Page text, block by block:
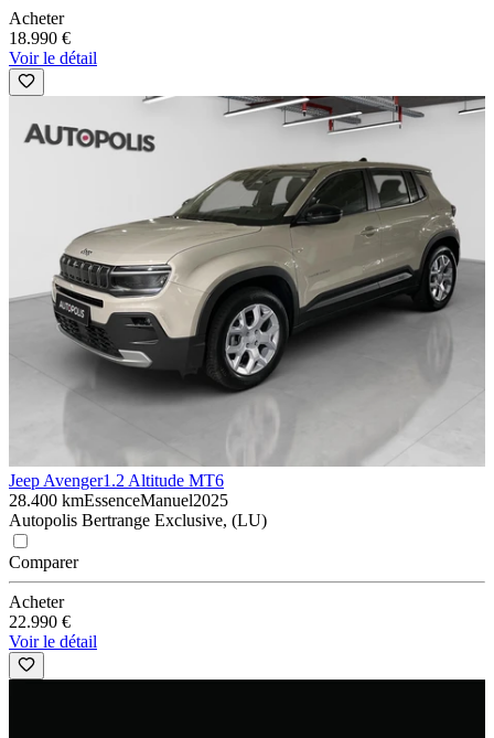
Acheter
18.990 €
Voir le détail
Jeep Avenger1.2 Altitude MT6
28.400 kmEssenceManuel2025
Autopolis Bertrange Exclusive, (LU)
Comparer
Acheter
22.990 €
Voir le détail